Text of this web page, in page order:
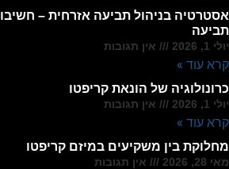
אסטרטיה בניהול תביעה אזרחית –
תביעה
יולי 1, 2026 אין תגובות
קרא עוד »
כרונולוגיה של הונאת קריפטו
יולי 1, 2026 אין תגובות
קרא עוד »
מחלוקת בין משקיעים במיזם קריפטו
מאי 28, 2026 אין תגובות